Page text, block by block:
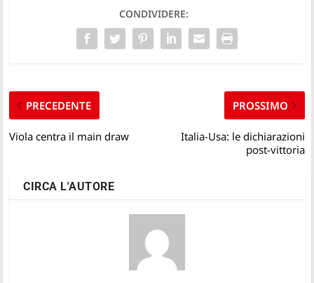
CONDIVIDERE:
PRECEDENTE
Viola centra il main draw
PROSSIMO
Italia-Usa: le dichiarazioni
post-vittoria
CIRCA L'AUTORE